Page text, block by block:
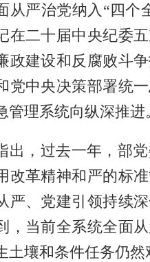
从严治党纳入 “四个
在二十届中央纪委
政建设和反腐败斗
党中央决策部署统
管理系统向纵深推进
出，过去一年，部
改革精神和严的标
严、党建引领持续
，当前全系统全面
土壤和条件任务仍然